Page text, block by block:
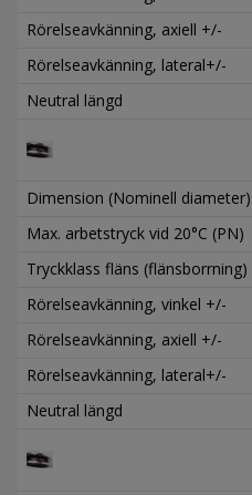
Rörelseavkänning, axiell +/-
Rörelseavkänning, lateral+/-
Neutral längd
Dimension (Nominell diameter)
Max. arbetstryck vid 20°C (PN)
Tryckklass fläns (flänsborrning)
Rörelseavkänning, vinkel +/-
Rörelseavkänning, axiell +/-
Rörelseavkänning, lateral+/-
Neutral längd